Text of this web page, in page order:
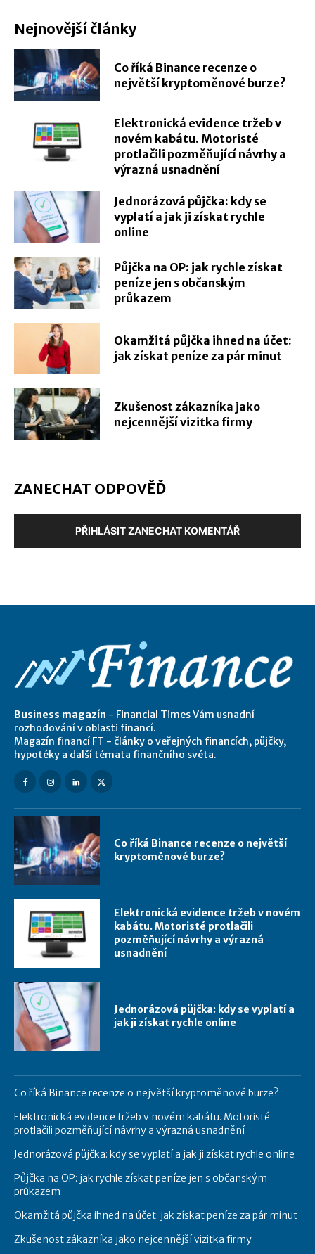
Nejnovější články
Co říká Binance recenze o
největší kryptoměnové burze?
Elektronická evidence tržeb v
novém kabátu. Motoristé
protlačili pozměňující návrhy a
výrazná usnadnění
Jednorázová půjčka: kdy se
vyplatí a jak ji získat rychle
online
Půjčka na OP: jak rychle získat
peníze jen s občanským
průkazem
Okamžitá půjčka ihned na účet:
jak získat peníze za pár minut
Zkušenost zákazníka jako
nejcennější vizitka firmy
ZANECHAT ODPOVĚĎ
PŘIHLÁSIT ZANECHAT KOMENTÁŘ
Business magazín - Financial Times Vám usnadní
rozhodování v oblasti financí.
Magazín financí FT - články o veřejných financích, půjčky,
hypotéky a další témata finančního svéta.
Co říká Binance recenze o největší
kryptoměnové burze?
Elektronická evidence tržeb v novém
kabátu. Motoristé protlačili
pozměňující návrhy a výrazná
usnadnění
Jednorázová půjčka: kdy se vyplatí a
jak ji získat rychle online
Co říká Binance recenze o největší kryptoměnové burze?
Elektronická evidence tržeb v novém kabátu. Motoristé
protlačili pozměňující návrhy a výrazná usnadnění
Jednorázová půjčka: kdy se vyplatí a jak ji získat rychle online
Půjčka na OP: jak rychle získat peníze jen s občanským
průkazem
Okamžitá půjčka ihned na účet: jak získat peníze za pár minut
Zkušenost zákazníka jako nejcennější vizitka firmy